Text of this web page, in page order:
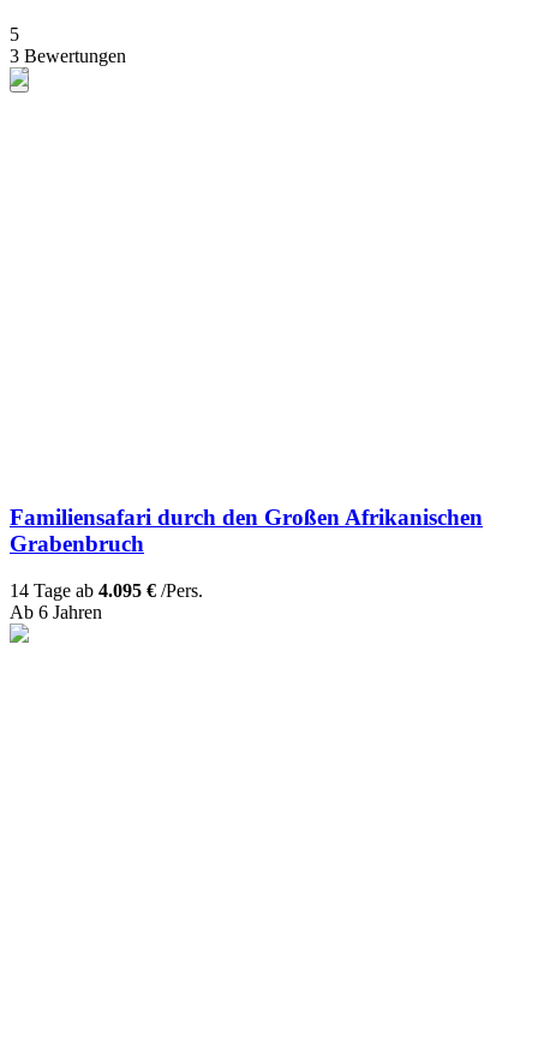
5
3 Bewertungen
Familiensafari durch den Großen Afrikanischen
Grabenbruch
14 Tage ab 4.095 € /Pers.
Ab 6 Jahren